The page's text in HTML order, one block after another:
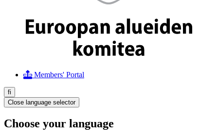
Members' Portal
fi
Close language selector
Choose your language